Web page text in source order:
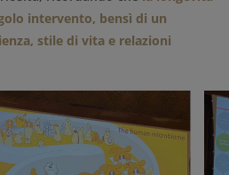
intervento, bensì di un
stile di vita e relazioni